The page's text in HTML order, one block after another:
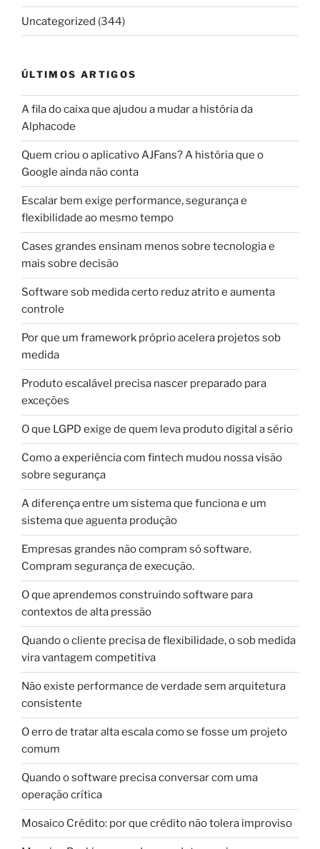
Uncategorized (344)
ÚLTIMOS ARTIGOS
A fila do caixa que ajudou a mudar a história da
Alphacode
Quem criou o aplicativo AJFans? A história que o
Google ainda não conta
Escalar bem exige performance, segurança e
flexibilidade ao mesmo tempo
Cases grandes ensinam menos sobre tecnologia e
mais sobre decisão
Software sob medida certo reduz atrito e aumenta
controle
Por que um framework próprio acelera projetos sob
medida
Produto escalável precisa nascer preparado para
exceções
O que LGPD exige de quem leva produto digital a sério
Como a experiência com fintech mudou nossa visão
sobre segurança
A diferença entre um sistema que funciona e um
sistema que aguenta produção
Empresas grandes não compram só software.
Compram segurança de execução.
O que aprendemos construindo software para
contextos de alta pressão
Quando o cliente precisa de flexibilidade, o sob medida
vira vantagem competitiva
Não existe performance de verdade sem arquitetura
consistente
O erro de tratar alta escala como se fosse um projeto
comum
Quando o software precisa conversar com uma
operação crítica
Mosaico Crédito: por que crédito não tolera improviso